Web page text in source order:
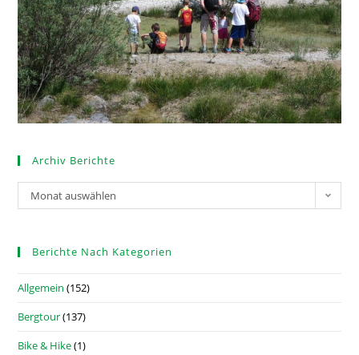
Archiv Berichte
Monat auswählen
Berichte Nach Kategorien
Allgemein (152)
Bergtour(137)
Bike & Hike(1)